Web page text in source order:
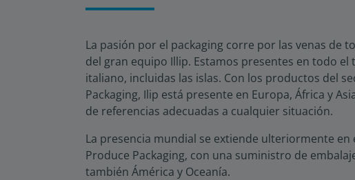
La pasión por el packaging corre por las venas de
del gran equipo Illip. Estamos presentes en todo
italiano, incluidas las islas. Con los productos del
Packaging, Ilip está presente en Europa, África y
de referencias adecuadas a cualquier situación.
La presencia mundial se extiende ulteriormente en
Produce Packaging, con una suministro de
también Ámérica y Oceanía.